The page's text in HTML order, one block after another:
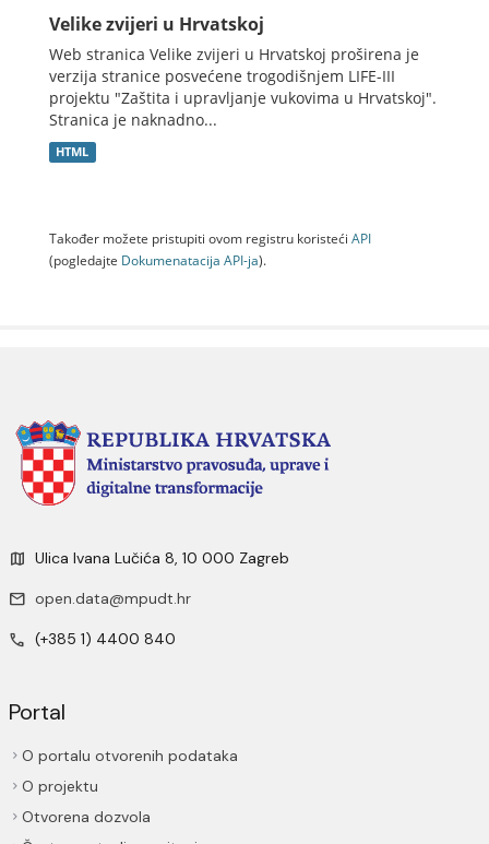
Velike zvijeri u Hrvatskoj
Web stranica Velike zvijeri u Hrvatskoj proširena je
verzija stranice posvećene trogodišnjem LIFE-III
projektu "Zaštita i upravljanje vukovima u Hrvatskoj".
Stranica je naknadno...
HTML
Također možete pristupiti ovom registru koristeći API
(pogledajte Dokumenаtаcijа API-jа).